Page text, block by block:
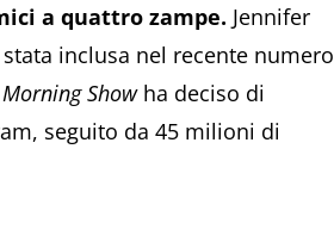
a quattro zampe. Jennifer
inclusa nel recente numero
Showha deciso di
seguito da 45 milioni di